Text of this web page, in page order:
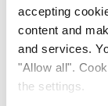
accepting
content and
and services.
"Allow all".
the settings.